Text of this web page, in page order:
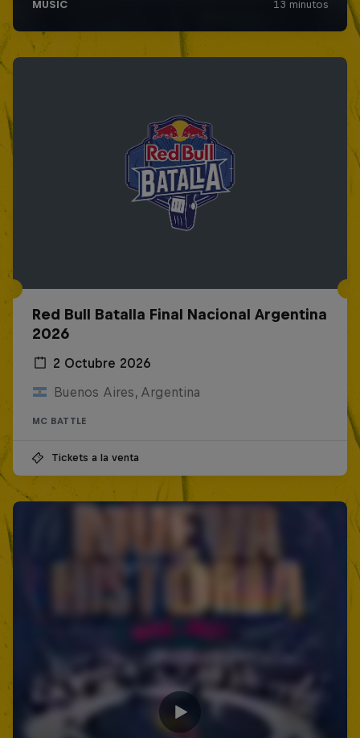
Red Bull Batalla Final Nacional Argentina
2026
2 Octubre 2026
Buenos Aires, Argentina
MC BATTLE
Tickets a la venta